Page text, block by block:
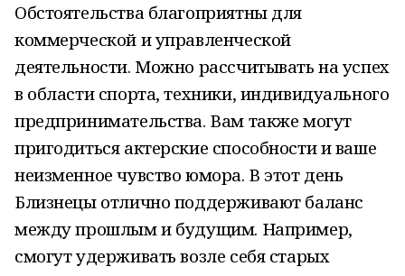
Обстоятельства благоприятны для
коммерческой и управленческой
деятельности. Можно рассчитывать на успех
в области спорта, техники, индивидуального
предпринимательства. Вам также могут
пригодиться актерские способности и ваше
неизменное чувство юмора. В этот день
Близнецы отлично поддерживают баланс
между прошлым и будущим. Например,
смогут удерживать возле себя старых